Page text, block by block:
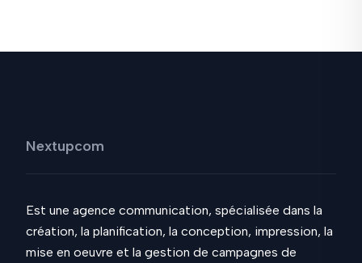
Nextupcom
Est une agence communication, spécialisée dans la
création, la planification, la conception, impression, la
mise en oeuvre et la gestion de campagnes de